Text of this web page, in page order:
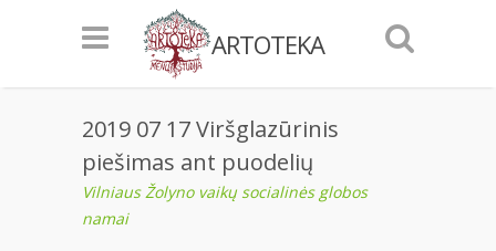
ARTOTEKA
2019 07 17 Viršglazūrinis
piešimas ant puodelių
Vilniaus Žolyno vaikų socialinės globos
namai